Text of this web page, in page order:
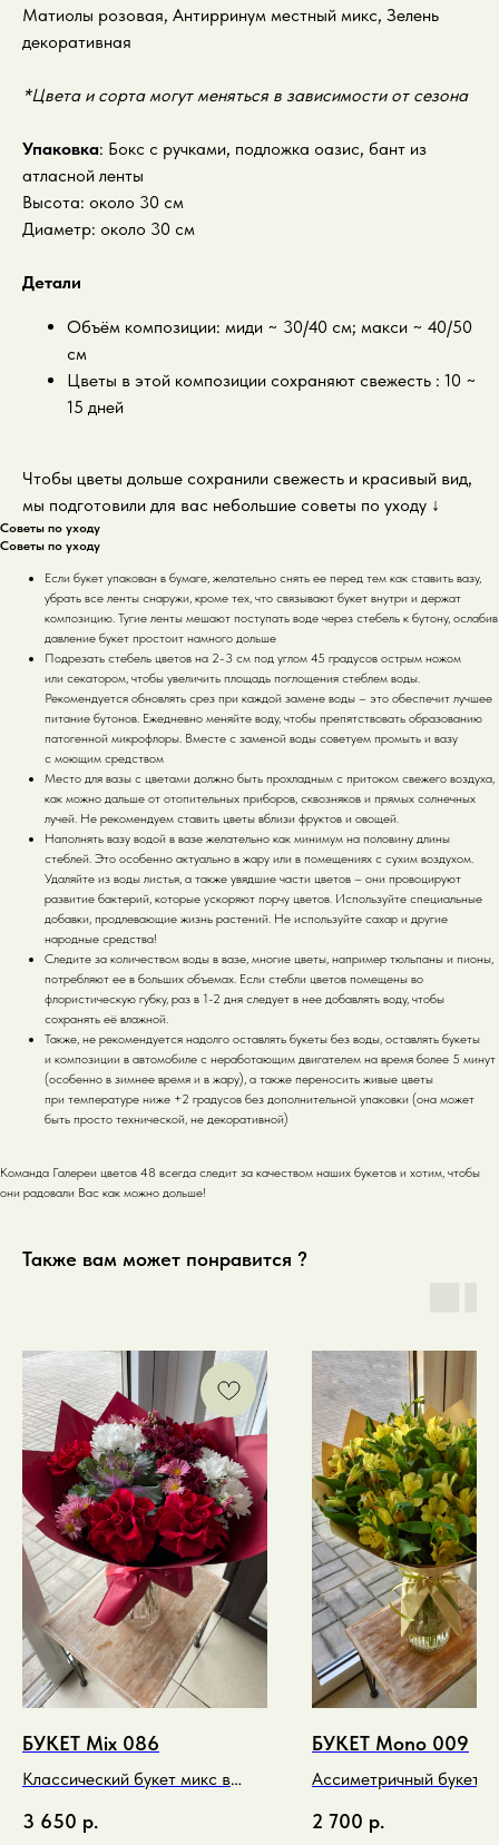
Матиолы розовая, Антирринум местный микс, Зелень
декоративная
*Цвета и сорта могут меняться в зависимости от сезона
Упаковка: Бокс с ручками, подложка оазис, бант из
атласной ленты
Высота: около 30 см
Диаметр: около 30 см
Детали
Объём композиции: миди ~ 30/40 см; макси ~ 40/50
см
Цветы в этой композиции сохраняют свежесть : 10 ~
15 дней
Чтобы цветы дольше сохранили свежесть и красивый вид,
мы подготовили для вас небольшие советы по уходу ↓
Советы по уходу
Советы по уходу
Если букет упакован в бумаге, желательно снять ее перед тем как ставить вазу,
убрать все ленты снаружи, кроме тех, что связывают букет внутри и держат
композицию. Тугие ленты мешают поступать воде через стебель к бутону, ослабив
давление букет простоит намного дольше
Подрезать стебель цветов на 2-3 см под углом 45 градусов острым ножом
или секатором, чтобы увеличить площадь поглощения стеблем воды.
Рекомендуется обновлять срез при каждой замене воды – это обеспечит лучшее
питание бутонов. Ежедневно меняйте воду, чтобы препятствовать образованию
патогенной микрофлоры. Вместе с заменой воды советуем промыть и вазу
с моющим средством
Место для вазы с цветами должно быть прохладным с притоком свежего воздуха,
как можно дальше от отопительных приборов, сквозняков и прямых солнечных
лучей. Не рекомендуем ставить цветы вблизи фруктов и овощей.
Наполнять вазу водой в вазе желательно как минимум на половину длины
стеблей. Это особенно актуально в жару или в помещениях с сухим воздухом.
Удаляйте из воды листья, а также увядшие части цветов – они провоцируют
развитие бактерий, которые ускоряют порчу цветов. Используйте специальные
добавки, продлевающие жизнь растений. Не используйте сахар и другие
народные средства!
Следите за количеством воды в вазе, многие цветы, например тюльпаны и пионы,
потребляют ее в больших объемах. Если стебли цветов помещены во
флористическую губку, раз в 1-2 дня следует в нее добавлять воду, чтобы
сохранять её влажной.
Также, не рекомендуется надолго оставлять букеты без воды, оставлять букеты
и композиции в автомобиле с неработающим двигателем на время более 5 минут
(особенно в зимнее время и в жару), а также переносить живые цветы
при температуре ниже +2 градусов без дополнительной упаковки (она может
быть просто технической, не декоративной)
Команда Галереи цветов 48 всегда следит за качеством наших букетов и хотим, чтобы
они радовали Вас как можно дольше!
Также вам может понравится ?
БУКЕТ Mix 086
Классический букет микс в
тоне
3 650 р.
БУКЕТ Mono 009
Ассиметричный букет
2 700 р.